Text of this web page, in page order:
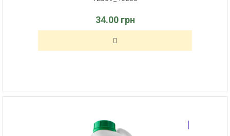
34.00 грн